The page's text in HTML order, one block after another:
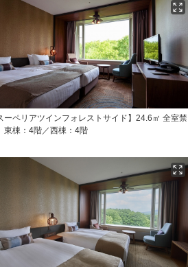
ーペリアツインフォレストサイド】24.6㎡ 全室禁
棟：4階／西棟：4階